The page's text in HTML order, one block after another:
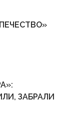
ЗАБРАЛИ